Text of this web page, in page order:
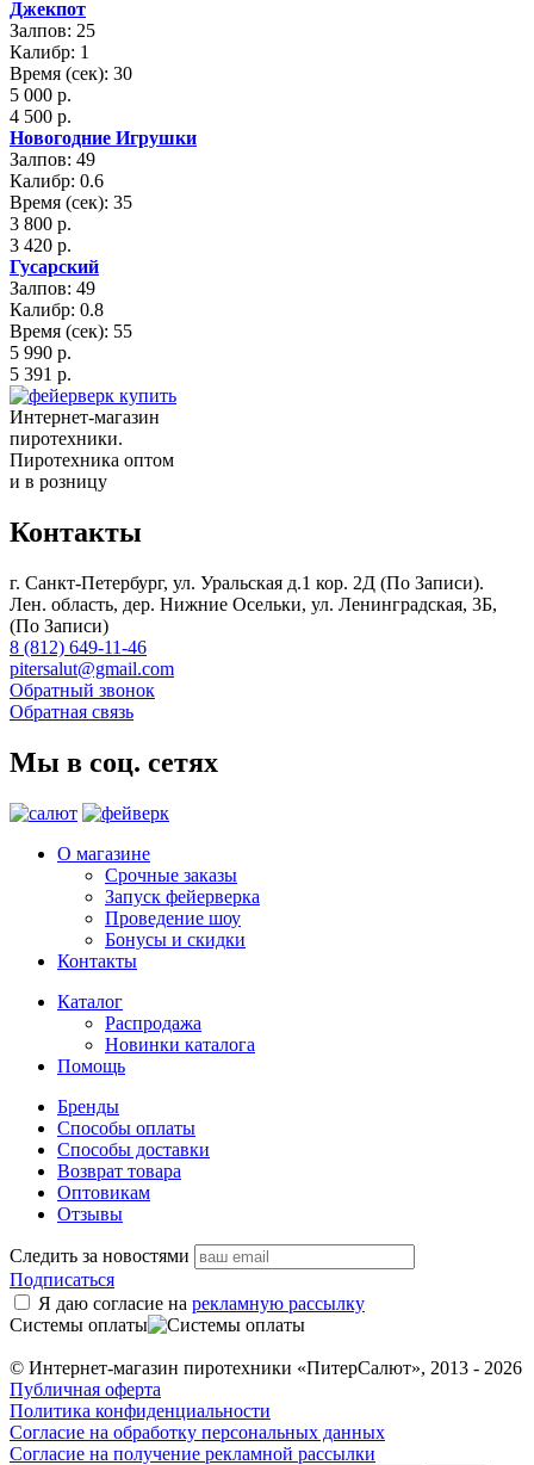
Джекпот
Залпов: 25
Калибр: 1
Время (сек): 30
5 000 р.
4 500 р.
Новогодние Игрушки
Залпов: 49
Калибр: 0.6
Время (сек): 35
3 800 р.
3 420 р.
Гусарский
Залпов: 49
Калибр: 0.8
Время (сек): 55
5 990 р.
5 391 р.
Интернет-магазин
пиротехники.
Пиротехника оптом
и в розницу
Контакты
г. Санкт-Петербург, ул. Уральская д.1 кор. 2Д (По Записи).
Лен. область, дер. Нижние Осельки, ул. Ленинградская, 3Б,
(По Записи)
8 (812) 649-11-46
pitersalut@gmail.com
Обратный звонок
Обратная связь
Мы в соц. сетях
О магазине
Срочные заказы
Запуск фейерверка
Проведение шоу
Бонусы и скидки
Контакты
Каталог
Распродажа
Новинки каталога
Помощь
Бренды
Способы оплаты
Способы доставки
Возврат товара
Оптовикам
Отзывы
Следить за новостями
Подписаться
Я даю согласие на рекламную рассылку
Системы оплаты
© Интернет-магазин пиротехники «ПитерСалют», 2013 - 2026
Публичная оферта
Политика конфиденциальности
Согласие на обработку персональных данных
Согласие на получение рекламной рассылки